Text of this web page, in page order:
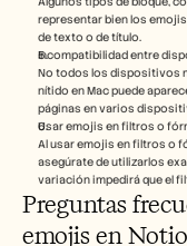
representar bien los
de texto o de título.
Incompatibilidad entre
No todos los dispositivos
nítido en Mac puede
páginas en varios
Usar emojis en filtros o
Al usar emojis en filtros o
asegúrate de utilizarlos
variación impedirá que el
Preguntas
emojis en